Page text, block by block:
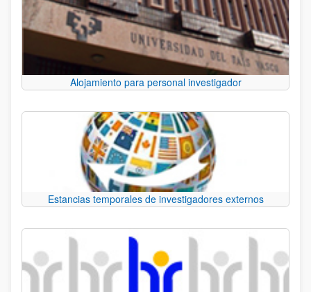
Alojamiento para personal investigador
Estancias temporales de investigadores externos